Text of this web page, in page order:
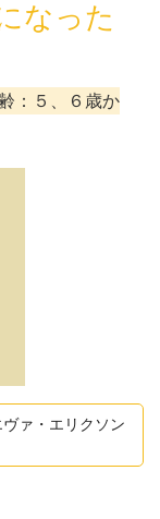
なった
：５、６歳か
ァ・エリクソン